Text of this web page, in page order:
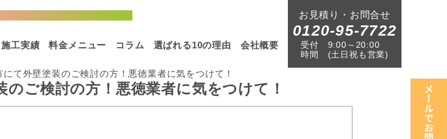
施工実績 料金メニュー コラム 選ばれる10の理由 会社概要
お見積り・お問合せ
0120-95-7722
受付
時間
9:00～20:00
(土日祝も営業)
にて外壁塗装のご検討の方！悪徳業者に気をつけて！
のご検討の方！悪徳業者に気をつけて！